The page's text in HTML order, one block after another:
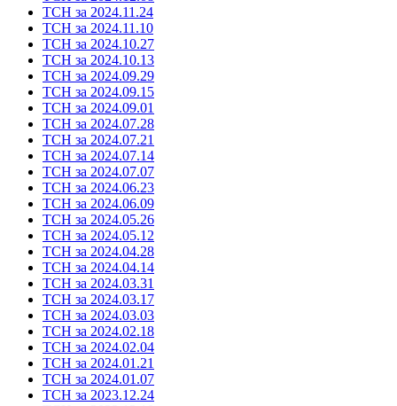
ТСН за 2024.11.24
ТСН за 2024.11.10
ТСН за 2024.10.27
ТСН за 2024.10.13
ТСН за 2024.09.29
ТСН за 2024.09.15
ТСН за 2024.09.01
ТСН за 2024.07.28
ТСН за 2024.07.21
ТСН за 2024.07.14
ТСН за 2024.07.07
ТСН за 2024.06.23
ТСН за 2024.06.09
ТСН за 2024.05.26
ТСН за 2024.05.12
ТСН за 2024.04.28
ТСН за 2024.04.14
ТСН за 2024.03.31
ТСН за 2024.03.17
ТСН за 2024.03.03
ТСН за 2024.02.18
ТСН за 2024.02.04
ТСН за 2024.01.21
ТСН за 2024.01.07
ТСН за 2023.12.24